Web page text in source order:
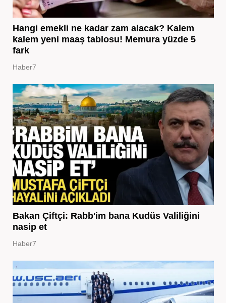
Hangi emekli ne kadar zam alacak? Kalem
kalem yeni maaş tablosu! Memura yüzde 5
fark
Haber7
Bakan Çiftçi: Rabb'im bana Kudüs Valiliğini
nasip et
Haber7